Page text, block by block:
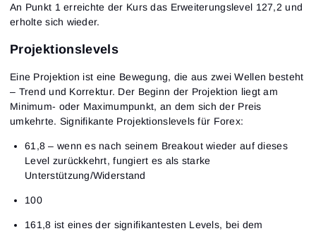
An Punkt 1 erreichte der Kurs das Erweiterungslevel 127,2 und
erholte sich wieder.
Projektionslevels
Eine Projektion ist eine Bewegung, die aus zwei Wellen besteht
– Trend und Korrektur. Der Beginn der Projektion liegt am
Minimum- oder Maximumpunkt, an dem sich der Preis
umkehrte. Signifikante Projektionslevels für Forex:
61,8 – wenn es nach seinem Breakout wieder auf dieses
Level zurückkehrt, fungiert es als starke
Unterstützung/Widerstand
100
161,8 ist eines der signifikantesten Levels, bei dem